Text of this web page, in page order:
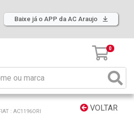
Baixe já o APP da AC Araujo
0
VOLTAR
: AC1196ORI